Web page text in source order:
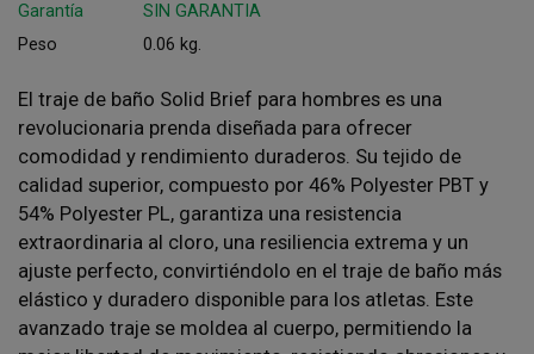
Garantía
SIN GARANTIA
Peso
0.06 kg.
El traje de baño Solid Brief para hombres es una
revolucionaria prenda diseñada para ofrecer
comodidad y rendimiento duraderos. Su tejido de
calidad superior, compuesto por 46% Polyester PBT y
54% Polyester PL, garantiza una resistencia
extraordinaria al cloro, una resiliencia extrema y un
ajuste perfecto, convirtiéndolo en el traje de baño más
elástico y duradero disponible para los atletas. Este
avanzado traje se moldea al cuerpo, permitiendo la